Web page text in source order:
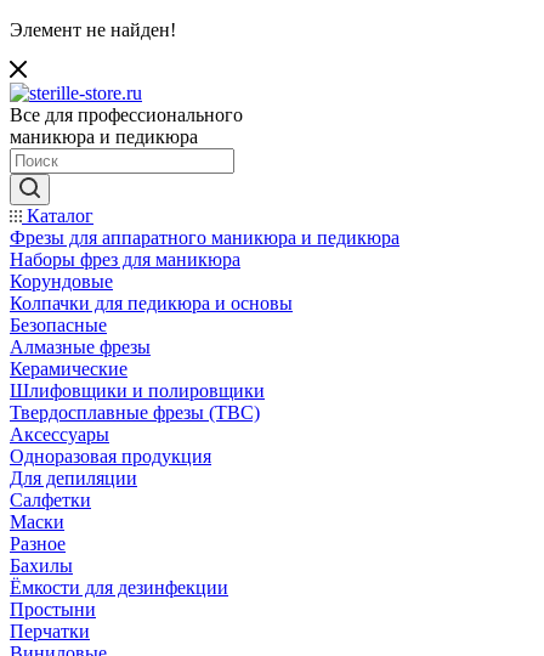
Элемент не найден!
Все для профессионального
маникюра и педикюра
Каталог
Фрезы для аппаратного маникюра и педикюра
Наборы фрез для маникюра
Корундовые
Колпачки для педикюра и основы
Безопасные
Алмазные фрезы
Керамические
Шлифовщики и полировщики
Твердосплавные фрезы (ТВС)
Аксессуары
Одноразовая продукция
Для депиляции
Салфетки
Маски
Разное
Бахилы
Ёмкости для дезинфекции
Простыни
Перчатки